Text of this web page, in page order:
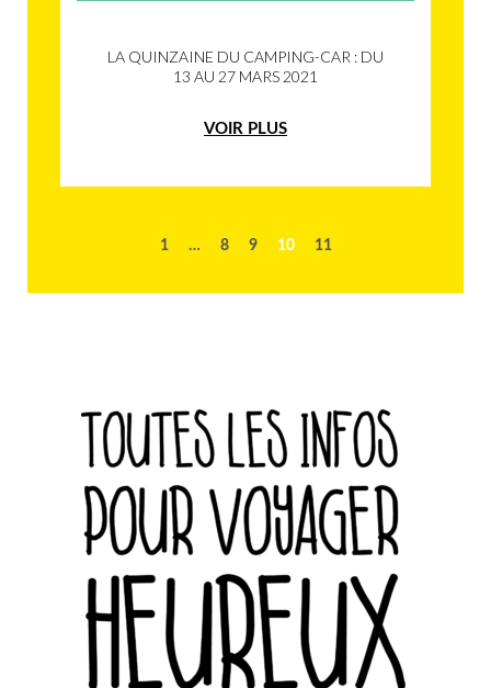
LA QUINZAINE DU CAMPING-CAR : DU
13 AU 27 MARS 2021
VOIR PLUS
1 … 8 9 10 11